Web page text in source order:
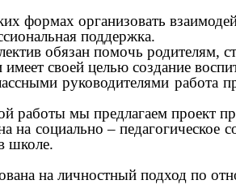
формах организовать
поддержка.
обязан помочь родителям,
своей целью создание
руководителями работа
мы предлагаем проект
социально – педагогическое
школе.
на личностный подход по